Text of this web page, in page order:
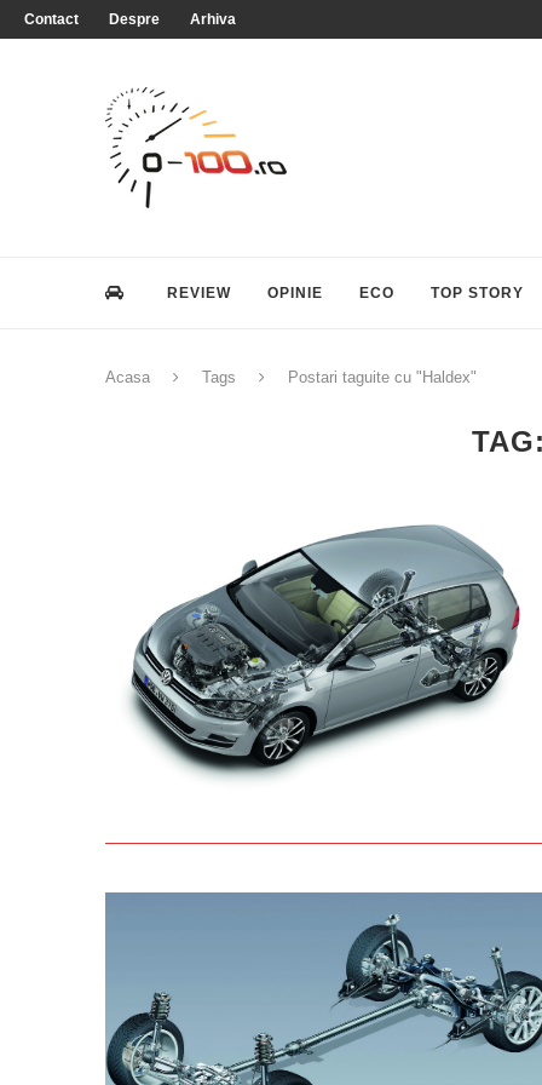
Contact Despre Arhiva
REVIEW OPINIE ECO TOP STORY
Acasa Tags Postari taguite cu "Haldex"